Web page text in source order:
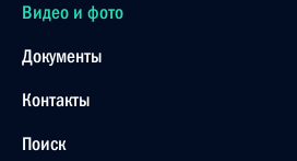
Видео и фото
Документы
Контакты
Поиск